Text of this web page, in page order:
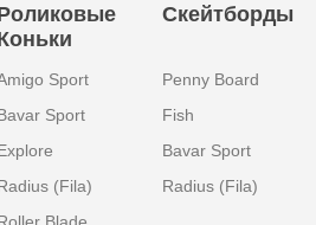
Sport
Sport
(Fila)
Скейтборды
Penny Board
Fish
Bavar Sport
Radius (Fila)